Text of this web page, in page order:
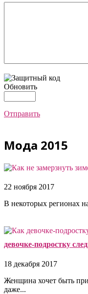
Обновить
Отправить
Мода 2015
22 ноября 2017
В некоторых регионах
девочке-подростку
18 декабря 2017
Женщина хочет быть
даже...